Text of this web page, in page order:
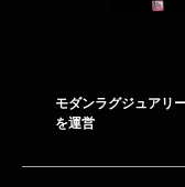
モダンラグジュアリ
を運営